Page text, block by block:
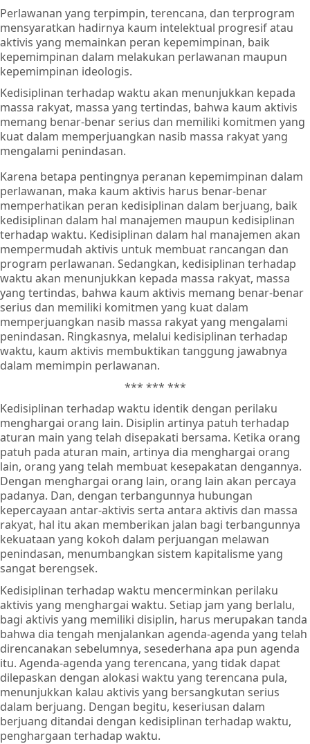
Perlawanan yang terpimpin, terencana, dan terprogram
mensyaratkan hadirnya kaum intelektual progresif atau
aktivis yang memainkan peran kepemimpinan, baik
kepemimpinan dalam melakukan perlawanan maupun
kepemimpinan ideologis.
Kedisiplinan terhadap waktu akan menunjukkan kepada
massa rakyat, massa yang tertindas, bahwa kaum aktivis
memang benar-benar serius dan memiliki komitmen yang
kuat dalam memperjuangkan nasib massa rakyat yang
mengalami penindasan.
Karena betapa pentingnya peranan kepemimpinan dalam
perlawanan, maka kaum aktivis harus benar-benar
memperhatikan peran kedisiplinan dalam berjuang, baik
kedisiplinan dalam hal manajemen maupun kedisiplinan
terhadap waktu. Kedisiplinan dalam hal manajemen akan
mempermudah aktivis untuk membuat rancangan dan
program perlawanan. Sedangkan, kedisiplinan terhadap
waktu akan menunjukkan kepada massa rakyat, massa
yang tertindas, bahwa kaum aktivis memang benar-benar
serius dan memiliki komitmen yang kuat dalam
memperjuangkan nasib massa rakyat yang mengalami
penindasan. Ringkasnya, melalui kedisiplinan terhadap
waktu, kaum aktivis membuktikan tanggung jawabnya
dalam memimpin perlawanan.
*** *** ***
Kedisiplinan terhadap waktu identik dengan perilaku
menghargai orang lain. Disiplin artinya patuh terhadap
aturan main yang telah disepakati bersama. Ketika orang
patuh pada aturan main, artinya dia menghargai orang
lain, orang yang telah membuat kesepakatan dengannya.
Dengan menghargai orang lain, orang lain akan percaya
padanya. Dan, dengan terbangunnya hubungan
kepercayaan antar-aktivis serta antara aktivis dan massa
rakyat, hal itu akan memberikan jalan bagi terbangunnya
kekuataan yang kokoh dalam perjuangan melawan
penindasan, menumbangkan sistem kapitalisme yang
sangat berengsek.
Kedisiplinan terhadap waktu mencerminkan perilaku
aktivis yang menghargai waktu. Setiap jam yang berlalu,
bagi aktivis yang memiliki disiplin, harus merupakan tanda
bahwa dia tengah menjalankan agenda-agenda yang telah
direncanakan sebelumnya, sesederhana apa pun agenda
itu. Agenda-agenda yang terencana, yang tidak dapat
dilepaskan dengan alokasi waktu yang terencana pula,
menunjukkan kalau aktivis yang bersangkutan serius
dalam berjuang. Dengan begitu, keseriusan dalam
berjuang ditandai dengan kedisiplinan terhadap waktu,
penghargaan terhadap waktu.